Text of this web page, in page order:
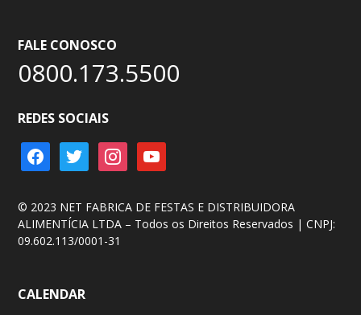
FALE CONOSCO
0800.173.5500
REDES SOCIAIS
facebooktwitter instagramyoutube
© 2023 NET FABRICA DE FESTAS E DISTRIBUIDORA
ALIMENTÍCIA LTDA – Todos os Direitos Reservados | CNPJ:
09.602.113/0001-31
CALENDAR